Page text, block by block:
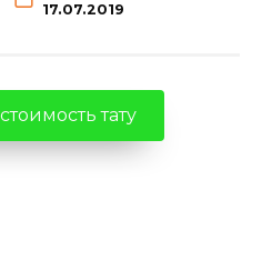
17.07.2019
тату